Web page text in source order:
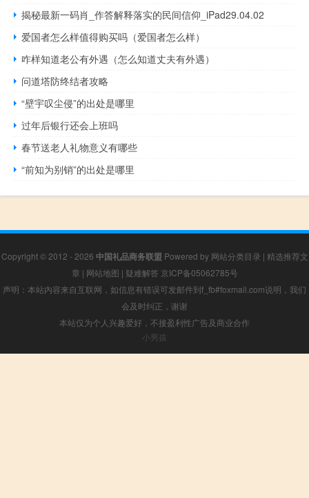
揭秘最新一码肖_作答解释落实的民间信仰_iPad29.04.02
爱国者怎么样值得购买吗（爱国者怎么样）
咋样知道老公有外遇（怎么知道丈夫有外遇）
问道塔防终结者攻略
“壁宇叹尘侵”的出处是哪里
过年后银行还会上班吗
春节送老人礼物意义有哪些
“前知为别销”的出处是哪里
Copyright © 2012 - 2026 中国礼品商务联盟 Powered by 网站分类目录 | 精选推荐文
章 | 网站地图 | 疑难解答 京ICP备05062785号
声明：本站内容来自互联网，如信息有错误可发邮件到f_fb#foxmail.com说明，我们
会及时纠正，谢谢
本站仅为个人兴趣爱好，不接盈利性广告及商业合作
小男孩